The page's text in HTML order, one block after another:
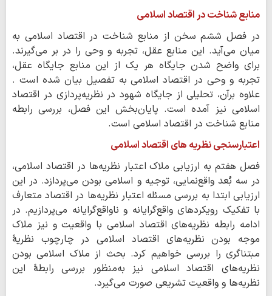
منابع شناخت در اقتصاد اسلامی
در فصل ششم سخن از منابع شناخت در اقتصاد اسلامی به
میان می‌آید. این منابع عقل، تجربه و وحی را در بر می‌گیرند.
برای واضح شدن جایگاه هر یک از این منابع جایگاه عقل،
تجربه و وحی در اقتصاد اسلامی به تفصیل بیان شده است .
علاوه برآن، تحلیلی از جایگاه شهود در نظریه‌پردازی در اقتصاد
اسلامی نیز آمده است. پایان‌بخش این فصل، بررسی رابطه
منابع شناخت در اقتصاد اسلامی است.
اعتبارسنجی نظریه های اقتصاد اسلامی
فصل هفتم به ارزیابی ملاک اعتبار نظریه‌ها در اقتصاد اسلامی،
در سه بُعد واقع‌نمایی، توجیه و اسلامی بودن می‌پردازد. در این
ارزیابی ابتدا به بررسی مسئله اعتبار نظریه‌ها در اقتصاد متعارف
با تفکیک رویکردهای واقع‌گرایانه و ناواقع‌گرایانه می‌پردازیم. در
ادامه رابطه نظریه‌های اقتصاد اسلامی با واقعیت و نیز ملاک
موجه بودن نظریه‌های اقتصاد اسلامی در چارچوب نظریهٔ
مبتناگری را بررسی خواهیم کرد. بحث از ملاک اسلامی بودن
نظریه‌های اقتصاد اسلامی نیز به‌منظور بررسی رابطهٔ این
نظریه‌ها و واقعیت تشریعی صورت می‌گیرد.